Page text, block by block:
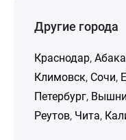
Другие города
Краснодар,
Климовск, Сочи,
Петербург,
Реутов, Чита,